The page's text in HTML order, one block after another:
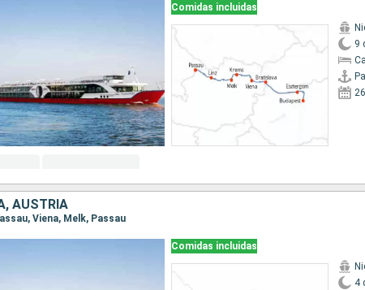
Comidas incluidas
9
AUSTRIA
Viena, Melk, Passau
Comidas incluidas
4